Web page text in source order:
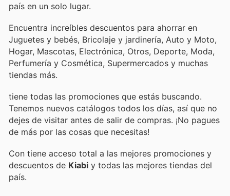
país en un solo lugar.
Encuentra increíbles descuentos para ahorrar en
Juguetes y bebés, Bricolaje y jardinería, Auto y Moto,
Hogar, Mascotas, Electrónica, Otros, Deporte, Moda,
Perfumería y Cosmética, Supermercados y muchas
tiendas más.
tiene todas las promociones que estás buscando.
Tenemos nuevos catálogos todos los días, así que no
dejes de visitar antes de salir de compras. ¡No pagues
de más por las cosas que necesitas!
Con tiene acceso total a las mejores promociones y
descuentos de Kiabi y todas las mejores tiendas del
país.